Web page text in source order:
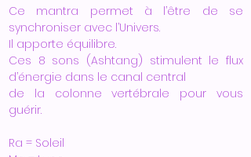
Ce mantra permet à l’être de se
synchroniser avec l’Univers.
Il apporte équilibre.
Ces 8 sons (Ashtang) stimulent le flux
d’énergie dans le canal central
de la colonne vertébrale pour vous
guérir.
Ra = Soleil